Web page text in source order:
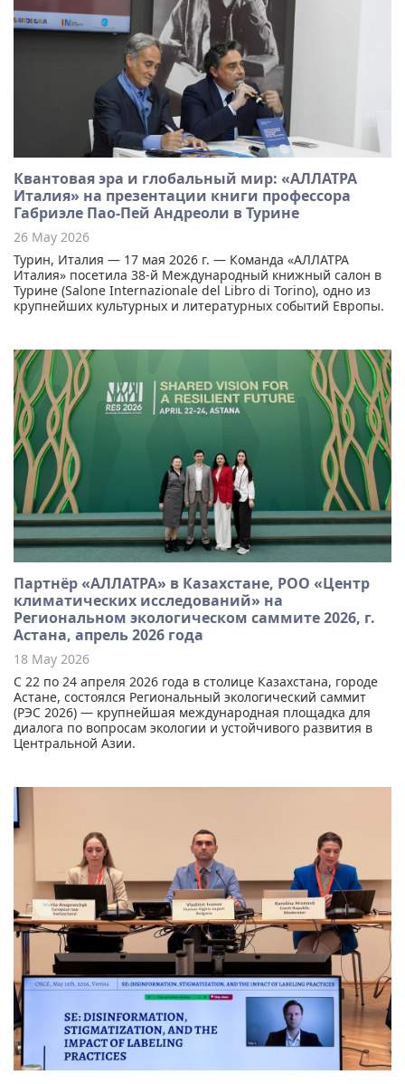
Квантовая эра и глобальный мир: «АЛЛАТРА
Италия» на презентации книги профессора
Габриэле Пао-Пей Андреоли в Турине
26 May 2026
Турин, Италия — 17 мая 2026 г. — Команда «АЛЛАТРА
Италия» посетила 38-й Международный книжный салон в
Турине (Salone Internazionale del Libro di Torino), одно из
крупнейших культурных и литературных событий Европы.
Партнёр «АЛЛАТРА» в Казахстане, РОО «Центр
климатических исследований» на
Региональном экологическом саммите 2026, г.
Астана, апрель 2026 года
18 May 2026
С 22 по 24 апреля 2026 года в столице Казахстана, городе
Астане, состоялся Региональный экологический саммит
(РЭС 2026) — крупнейшая международная площадка для
диалога по вопросам экологии и устойчивого развития в
Центральной Азии.